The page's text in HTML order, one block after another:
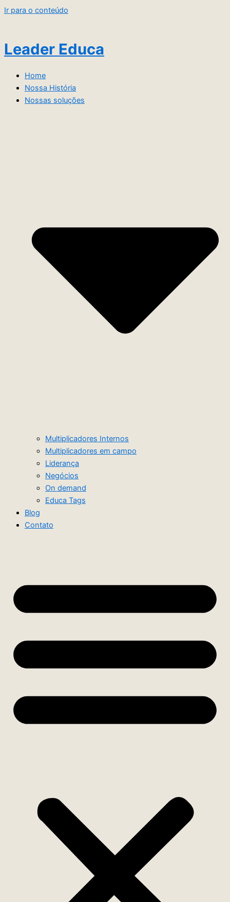
Ir para o conteúdo
Leader Educa
Home
Nossa História
Nossas soluções
Multiplicadores Internos
Multiplicadores em campo
Liderança
Negócios
On demand
Educa Tags
Blog
Contato